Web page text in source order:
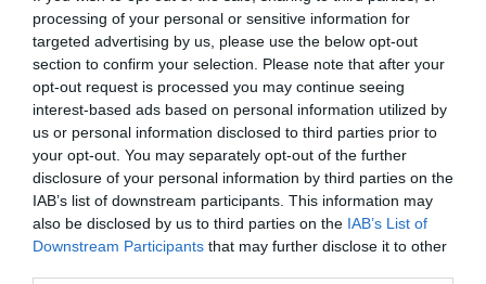
processing of your personal or sensitive information for
targeted advertising by us, please use the below opt-out
section to confirm your selection. Please note that after your
opt-out request is processed you may continue seeing
interest-based ads based on personal information utilized by
us or personal information disclosed to third parties prior to
your opt-out. You may separately opt-out of the further
disclosure of your personal information by third parties on the
IAB’s list of downstream participants. This information may
also be disclosed by us to third parties on the IAB’s List of
Downstream Participants that may further disclose it to other
πρωτάθλημα Κ20 του Όρεγκον.
08.08.2026 ΣΤΙΒΟΣ